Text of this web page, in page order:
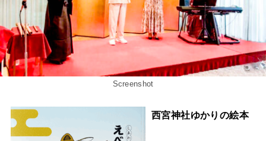
Screenshot
西宮神社ゆかりの絵本